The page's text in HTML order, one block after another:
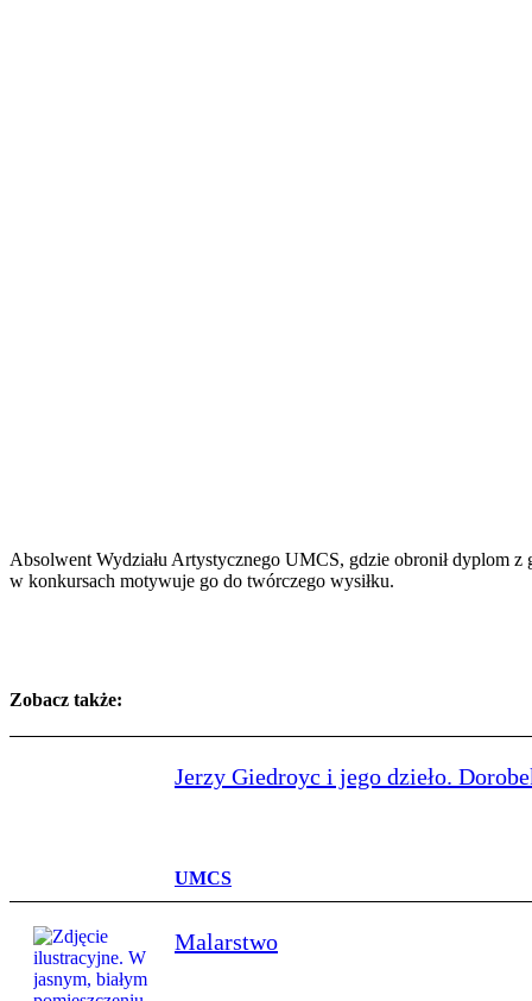
Absolwent Wydziału Artystycznego UMCS, gdzie obronił dyplom
w konkursach motywuje go do twórczego wysiłku.
Zobacz także:
Jerzy Giedroyc i jego dzieło.
UMCS
Malarstwo